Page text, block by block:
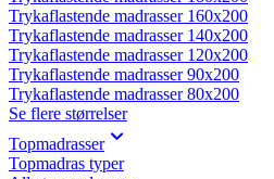
Trykaflastende madrasser 160x200
Trykaflastende madrasser 140x200
Trykaflastende madrasser 120x200
Trykaflastende madrasser 90x200
Trykaflastende madrasser 80x200
Se flere størrelser
Topmadrasser
Topmadras typer